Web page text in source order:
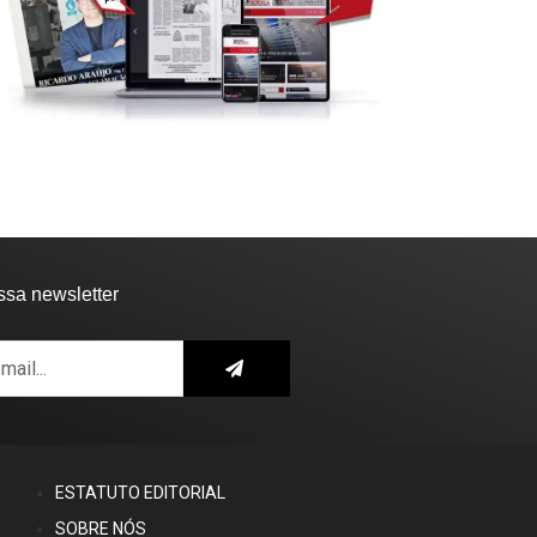
newsletter
ESTATUTO EDITORIAL
SOBRE NÓS